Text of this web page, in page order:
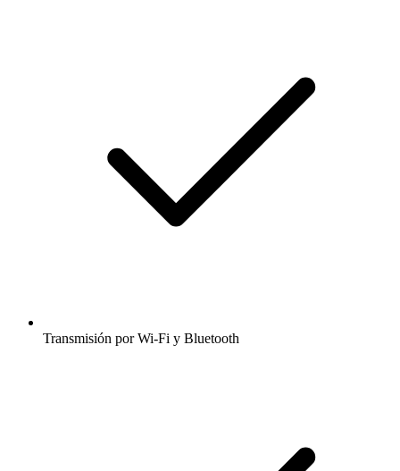
Transmisión por Wi-Fi y Bluetooth